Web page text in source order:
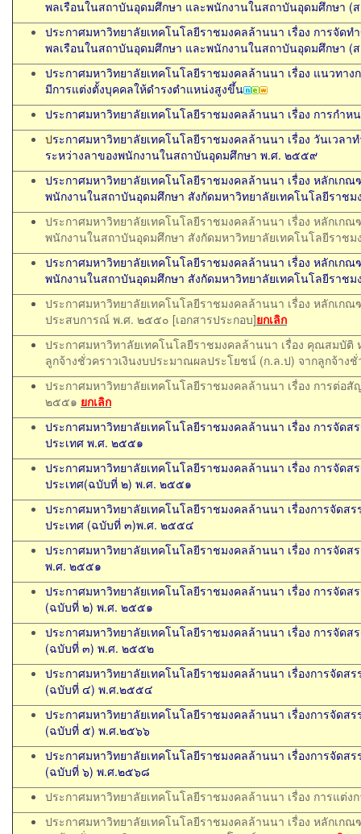
พลเรือนในสถาบันอุดมศึกษา และพนักงานในสถาบันอุดมศึกษา (
ประกาศมหาวิทยาลัยเทคโนโลยีราชมงคลล้านนา เรื่อง การจัด
พลเรือนในสถาบันอุดมศึกษา และพนักงานในสถาบันอุดมศึกษา
ประกาศมหาวิทยาลัยเทคโนโลยีราชมงคลล้านนา เรื่อง แนวทา
มีการแต่งตั้งบุคคลให้ดำรงตำแหน่งสูงขึ้น
ประกาศมหาวิทยาลัยเทคโนโลยีราชมงคลล้านนา เรื่อง การก
ประกาศมหาวิทยาลัยเทคโนโลยีราชมงคลล้านนา เรื่อง วันเวล
ระหว่างลาของพนักงานในสถาบันอุดมศึกษา พ.ศ. ๒๕๕๙
ประกาศมหาวิทยาลัยเทคโนโลยีราชมงคลล้านนา เรื่อง หลักเ
พนักงานในสถาบันอุดมศึกษา สังกัดมหาวิทยาลัยเทคโนโลยีราช
ประกาศมหาวิทยาลัยเทคโนโลยีราชมงคลล้านนา เรื่อง หลักเ
พนักงานในสถาบันอุดมศึกษา สังกัดมหาวิทยาลัยเทคโนโลยีรา
ประกาศมหาวิทยาลัยเทคโนโลยีราชมงคลล้านนา เรื่อง หลักเ
พนักงานในสถาบันอุดมศึกษา สังกัดมหาวิทยาลัยเทคโนโลยีรา
ประกาศมหาวิทยาลัยเทคโนโลยีราชมงคลล้านนา เรื่อง หลักเ
ประสบการณ์ พ.ศ. ๒๕๕๐ [เอกสารประกอบ]ยกเลิก
ประกาศมหาวิทาลัยเทคโนโลยีราชมงคลล้านนา เรื่อง คุณสมบั
ลูกจ้างชั่วคราวเงินงบประมาณผลประโยชน์ (ก.ล.ป) จากลูกจ้า
ประกาศมหาวิทยาลัยเทคโนโลยีราชมงคลล้านนา เรื่อง การต่อ
๒๕๕๑ ยกเลิก
ประกาศมหาวิทยาลัยเทคโนโลยีราชมงคลล้านนา เรื่อง การจัด
ประเทศ พ.ศ. ๒๕๕๑
ประกาศมหาวิทยาลัยเทคโนโลยีราชมงคลล้านนา เรื่อง การจัด
ประเทศ(ฉบับที่ ๒) พ.ศ. ๒๕๕๑
ประกาศมหาวิทยาลัยเทคโนโลยีราชมงคลล้านนา เรื่องการจัด
ประเทศ (ฉบับที่ ๓)พ.ศ. ๒๕๕๔
ประกาศมหาวิทยาลัยเทคโนโลยีราชมงคลล้านนา เรื่อง การจัด
พ.ศ. ๒๕๕๑
ประกาศมหาวิทยาลัยเทคโนโลยีราชมงคลล้านนา เรื่อง การจัด
(ฉบับที่ ๒) พ.ศ. ๒๕๕๑
ประกาศมหาวิทยาลัยเทคโนโลยีราชมงคลล้านนา เรื่อง การจัด
(ฉบับที่ ๓) พ.ศ. ๒๕๕๒
ประกาศมหาวิทยาลัยเทคโนโลยีราชมงคลล้านนา เรื่องการจัด
(ฉบับที่ ๔) พ.ศ.๒๕๕๔
ประกาศมหาวิทยาลัยเทคโนโลยีราชมงคลล้านนา เรื่องการจัด
(ฉบับที่ ๕) พ.ศ.๒๕๖๖
ประกาศมหาวิทยาลัยเทคโนโลยีราชมงคลล้านนา เรื่องการจัด
(ฉบับที่ ๖) พ.ศ.๒๕๖๘
ประกาศมหาวิทยาลัยเทคโนโลยีราชมงคลล้านนา เรื่อง การแต่
ประกาศมหาวิทยาลัยเทคโนโลยีราชมงคลล้านนา เรื่อง หลักเ